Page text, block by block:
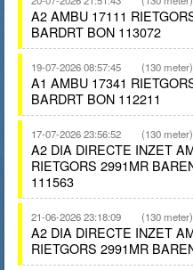
A2 AMBU 17111
BARDRT BON 113072
19-07-2026 08:57:45 (130 meter)
A1 AMBU 17341
BARDRT BON 112211
17-07-2026 23:56:52 (130 meter)
A2 DIA DIRECTE INZET
RIETGORS 2991MR
111563
21-06-2026 23:18:09 (130 meter)
A2 DIA DIRECTE INZET
RIETGORS 2991MR